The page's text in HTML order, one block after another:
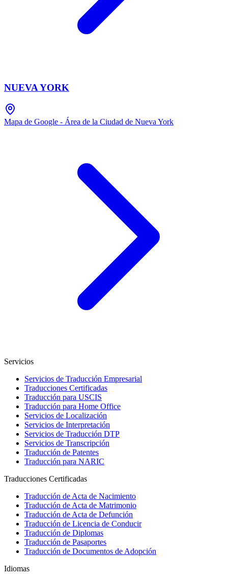
NUEVA YORK
Mapa de Google - Área de la Ciudad de Nueva York
Servicios
Servicios de Traducción Empresarial
Traducciones Certificadas
Traducción para USCIS
Traducción para Home Office
Servicios de Localización
Servicios de Interpretación
Servicios de Traducción DTP
Servicios de Transcripción
Traducción de Patentes
Traducción para NARIC
Traducciones Certificadas
Traducción de Acta de Nacimiento
Traducción de Acta de Matrimonio
Traducción de Acta de Defunción
Traducción de Licencia de Conducir
Traducción de Diplomas
Traducción de Pasaportes
Traducción de Documentos de Adopción
Idiomas